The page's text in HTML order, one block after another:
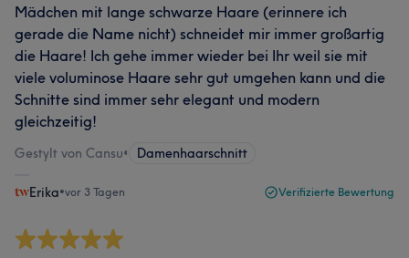
Mädchen mit lange schwarze Haare (erinnere ich
gerade die Name nicht) schneidet mir immer großartig
die Haare! Ich gehe immer wieder bei Ihr weil sie mit
viele voluminose Haare sehr gut umgehen kann und die
Schnitte sind immer sehr elegant und modern
gleichzeitig!
Gestylt von Cansu• Damenhaarschnitt
Erika•vor 3 Tagen Verifizierte Bewertung